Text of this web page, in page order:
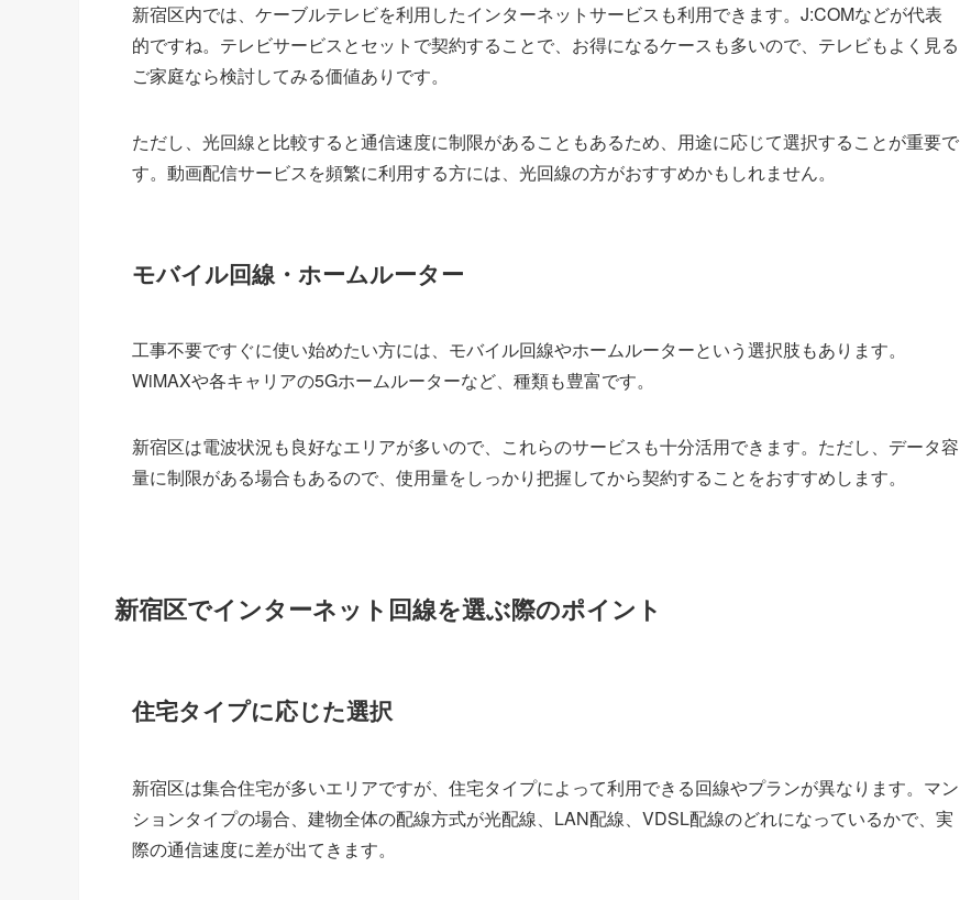
新宿区内では、ケーブルテレビを利用したインターネットサービスも利用できます。J:COMなどが代表
的ですね。テレビサービスとセットで契約することで、お得になるケースも多いので、テレビもよく見る
ご家庭なら検討してみる価値ありです。
ただし、光回線と比較すると通信速度に制限があることもあるため、用途に応じて選択することが重要で
す。動画配信サービスを頻繁に利用する方には、光回線の方がおすすめかもしれません。
モバイル回線・ホームルーター
工事不要ですぐに使い始めたい方には、モバイル回線やホームルーターという選択肢もあります。
WiMAXや各キャリアの5Gホームルーターなど、種類も豊富です。
新宿区は電波状況も良好なエリアが多いので、これらのサービスも十分活用できます。ただし、データ容
量に制限がある場合もあるので、使用量をしっかり把握してから契約することをおすすめします。
新宿区でインターネット回線を選ぶ際のポイント
住宅タイプに応じた選択
新宿区は集合住宅が多いエリアですが、住宅タイプによって利用できる回線やプランが異なります。マン
ションタイプの場合、建物全体の配線方式が光配線、LAN配線、VDSL配線のどれになっているかで、実
際の通信速度に差が出てきます。